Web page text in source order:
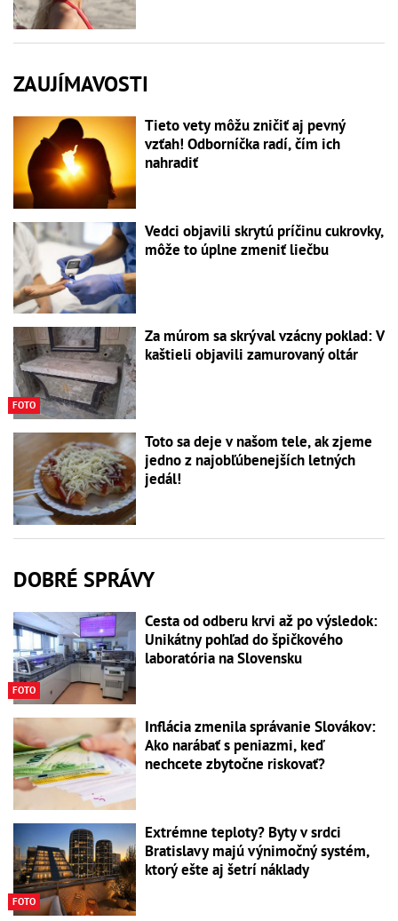
ZAUJÍMAVOSTI
Tieto vety môžu zničiť aj pevný
vzťah! Odborníčka radí, čím ich
nahradiť
Vedci objavili skrytú príčinu cukrovky,
môže to úplne zmeniť liečbu
FOTO
Za múrom sa skrýval vzácny poklad: V
kaštieli objavili zamurovaný oltár
Toto sa deje v našom tele, ak zjeme
jedno z najobľúbenejších letných
jedál!
DOBRÉ SPRÁVY
FOTO
Cesta od odberu krvi až po výsledok:
Unikátny pohľad do špičkového
laboratória na Slovensku
Inflácia zmenila správanie Slovákov:
Ako narábať s peniazmi, keď
nechcete zbytočne riskovať?
FOTO
Extrémne teploty? Byty v srdci
Bratislavy majú výnimočný systém,
ktorý ešte aj šetrí náklady